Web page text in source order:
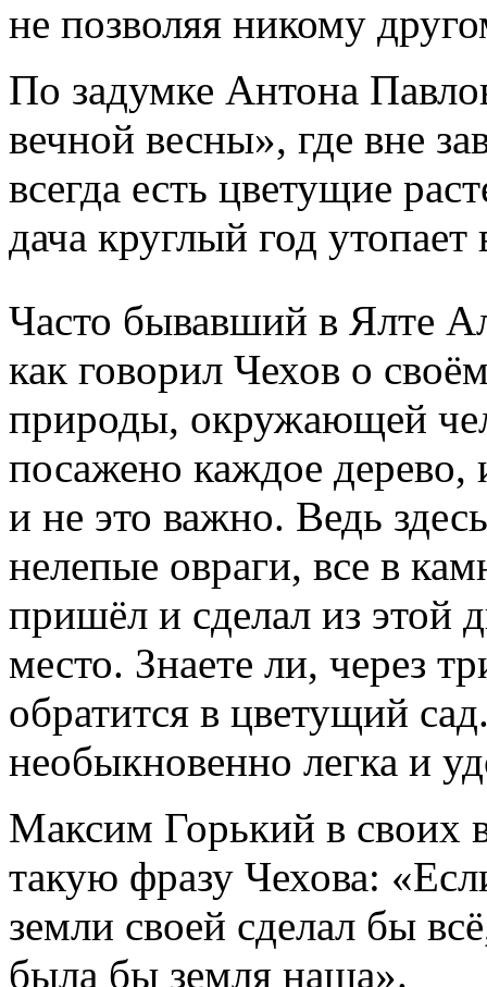
не позволяя никому
По задумке Антона
вечной весны», где вне
всегда есть цветущие
дача круглый год утопает
Часто бывавший в Ялте
как говорил Чехов о
природы, окружающей
посажено каждое
и не это важно. Ведь
нелепые овраги, все в
пришёл и сделал из этой
место. Знаете ли, через
обратится в цветущий
необыкновенно легка и
Максим Горький в своих
такую фразу Чехова:
земли своей сделал бы
была бы земля наша».